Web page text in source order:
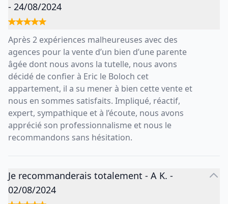
- 24/08/2024
Après 2 expériences malheureuses avec des
agences pour la vente d’un bien d’une parente
âgée dont nous avons la tutelle, nous avons
décidé de confier à Eric le Boloch cet
appartement, il a su mener à bien cette vente et
nous en sommes satisfaits. Impliqué, réactif,
expert, sympathique et à l’écoute, nous avons
apprécié son professionnalisme et nous le
recommandons sans hésitation.
Je recommanderais totalement - A K. -
02/08/2024